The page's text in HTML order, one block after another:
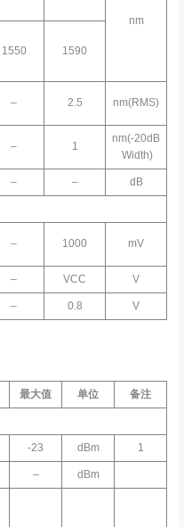
nm
1550 1590
– 2.5 nm(RMS)
– 1
nm(-20dB
Width)
– – dB
– 1000 mV
– VCC V
– 0.8 V
最大值 单位 备注
-23 dBm 1
– dBm